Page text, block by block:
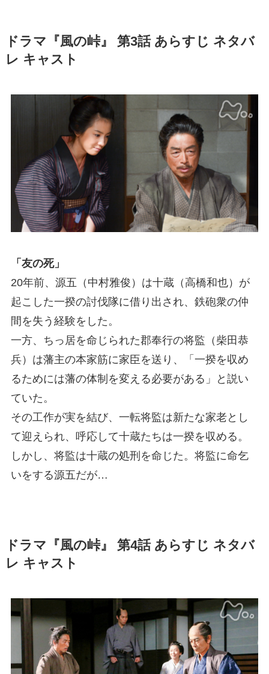
ドラマ『風の峠』 第3話 あらすじ ネタバ
レ キャスト
「友の死」
20年前、源五（中村雅俊）は十蔵（高橋和也）が
起こした一揆の討伐隊に借り出され、鉄砲衆の仲
間を失う経験をした。
一方、ちっ居を命じられた郡奉行の将監（柴田恭
兵）は藩主の本家筋に家臣を送り、「一揆を収め
るためには藩の体制を変える必要がある」と説い
ていた。
その工作が実を結び、一転将監は新たな家老とし
て迎えられ、呼応して十蔵たちは一揆を収める。
しかし、将監は十蔵の処刑を命じた。将監に命乞
いをする源五だが…
ドラマ『風の峠』 第4話 あらすじ ネタバ
レ キャスト